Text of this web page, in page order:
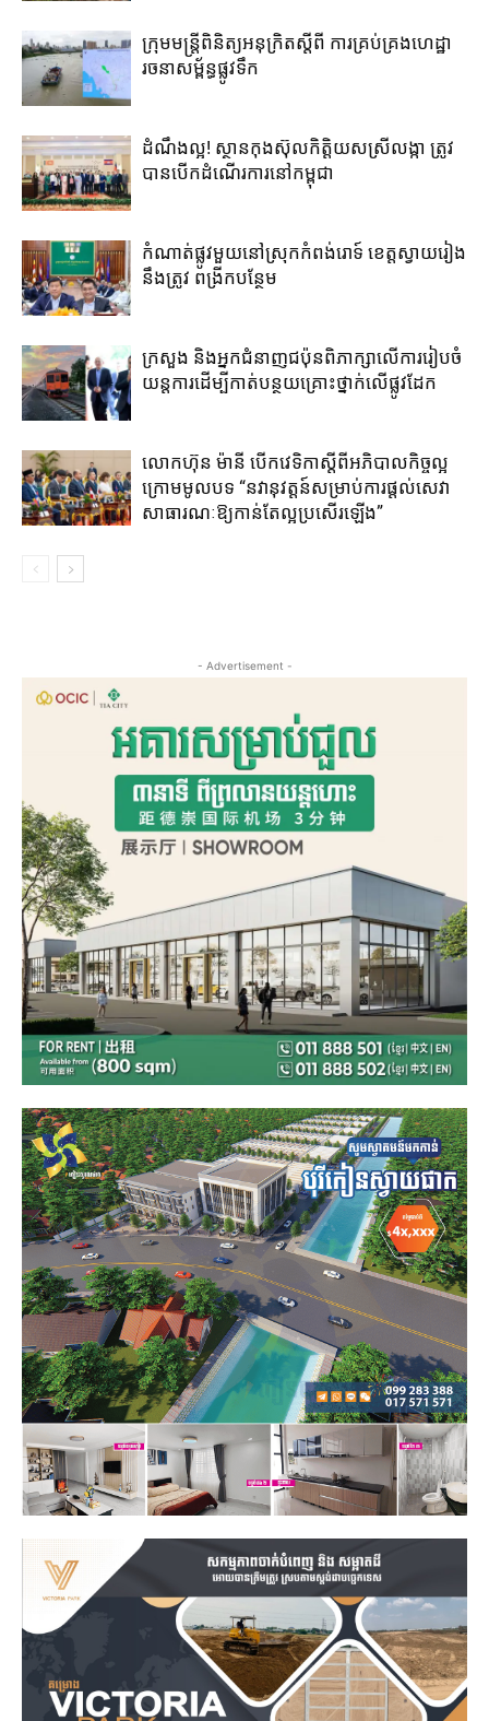
ក្រុមមន្រ្តីពិនិត្យអនុក្រិតស្តីពី ការគ្រប់គ្រងហេដ្ឋា
រចនាសម្ព័ន្ធផ្លូវទឹក
ដំណឹងល្អ! ស្ថាន​កុងស៊ុល​កិត្តិយស​ស្រីលង្កា​ ត្រូវ​
បាន​បើក​ដំណើរការ​នៅ​កម្ពុជា​
កំណាត់ផ្លូវមួយនៅស្រុកកំពង់រោទ៍ ខេត្តស្វាយរៀង
នឹងត្រូវ ពង្រីកបន្ថែម
ក្រសួង និងអ្នកជំនាញជប៉ុន​ពិភាក្សា​លើ​ការ​រៀប​ចំ​
យន្តការ​ដើម្បី​កាត់​បន្ថយ​គ្រោះថ្នាក់​លើ​ផ្លូវដែក
លោកហ៊ុន ម៉ានី ​បើកវេទិកាស្តីពី​អភិបាល​កិច្ច​ល្អ ​
ក្រោម​មូលបទ “នវានុវត្តន៍​សម្រាប់​ការ​ផ្តល់​សេវា
សាធារណៈ​ឱ្យ​កាន់​តែ​ល្អ​ប្រសើរ​ឡើង​”
- Advertisement -